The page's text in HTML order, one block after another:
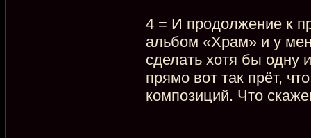
4 = И продолжение к
альбом «Храм» и у
сделать хотя бы одну
прямо вот так прёт,
композиций. Что